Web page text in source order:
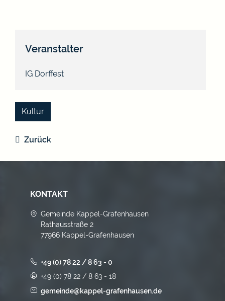
Veranstalter
IG Dorffest
Kultur
Zurück
KONTAKT
Gemeinde Kappel-Grafenhausen
Rathausstraße 2
77966 Kappel-Grafenhausen
+49 (0) 78 22 / 8 63 - 0
+49 (0) 78 22 / 8 63 - 18
gemeinde@kappel-grafenhausen.de